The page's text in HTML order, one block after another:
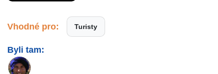
Vhodné pro: Turisty
Byli tam: